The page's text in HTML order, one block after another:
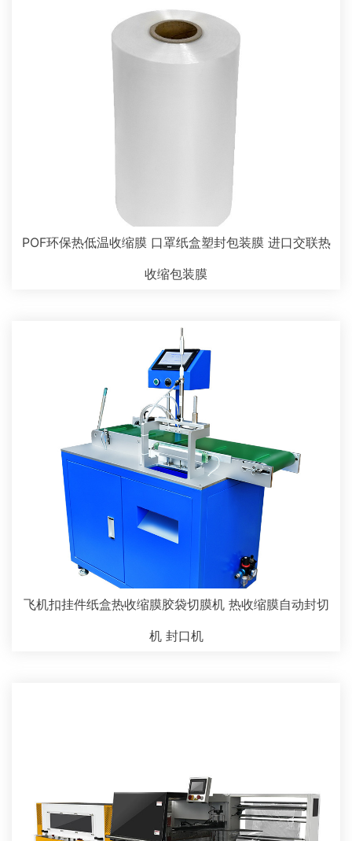
POF环保热低温收缩膜 口罩纸盒塑封包装膜 进口交联热
收缩包装膜
飞机扣挂件纸盒热收缩膜胶袋切膜机 热收缩膜自动封切
机 封口机